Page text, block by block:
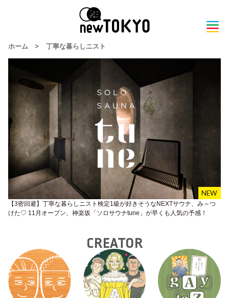
ホーム > 丁寧な暮らしニスト
【3密回避】丁寧な暮らしニスト検定1級が好きそうなNEXTサウナ、み～つ
けた♡ 11月オープン、神楽坂「ソロサウナtune」が早くも人気の予感！
CREATOR